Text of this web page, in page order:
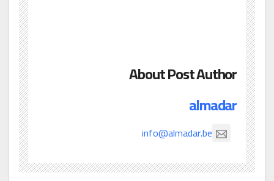
About Post Author
almadar
info@almadar.be